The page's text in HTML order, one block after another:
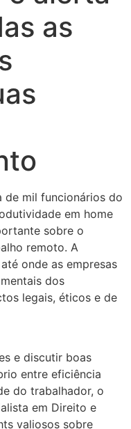
as
de mil funcionários do
em home
sobre o
remoto. A
onde as empresas
dos
legais, éticos e de
e discutir boas
entre eficiência
do trabalhador, o
em Direito e
valiosos sobre